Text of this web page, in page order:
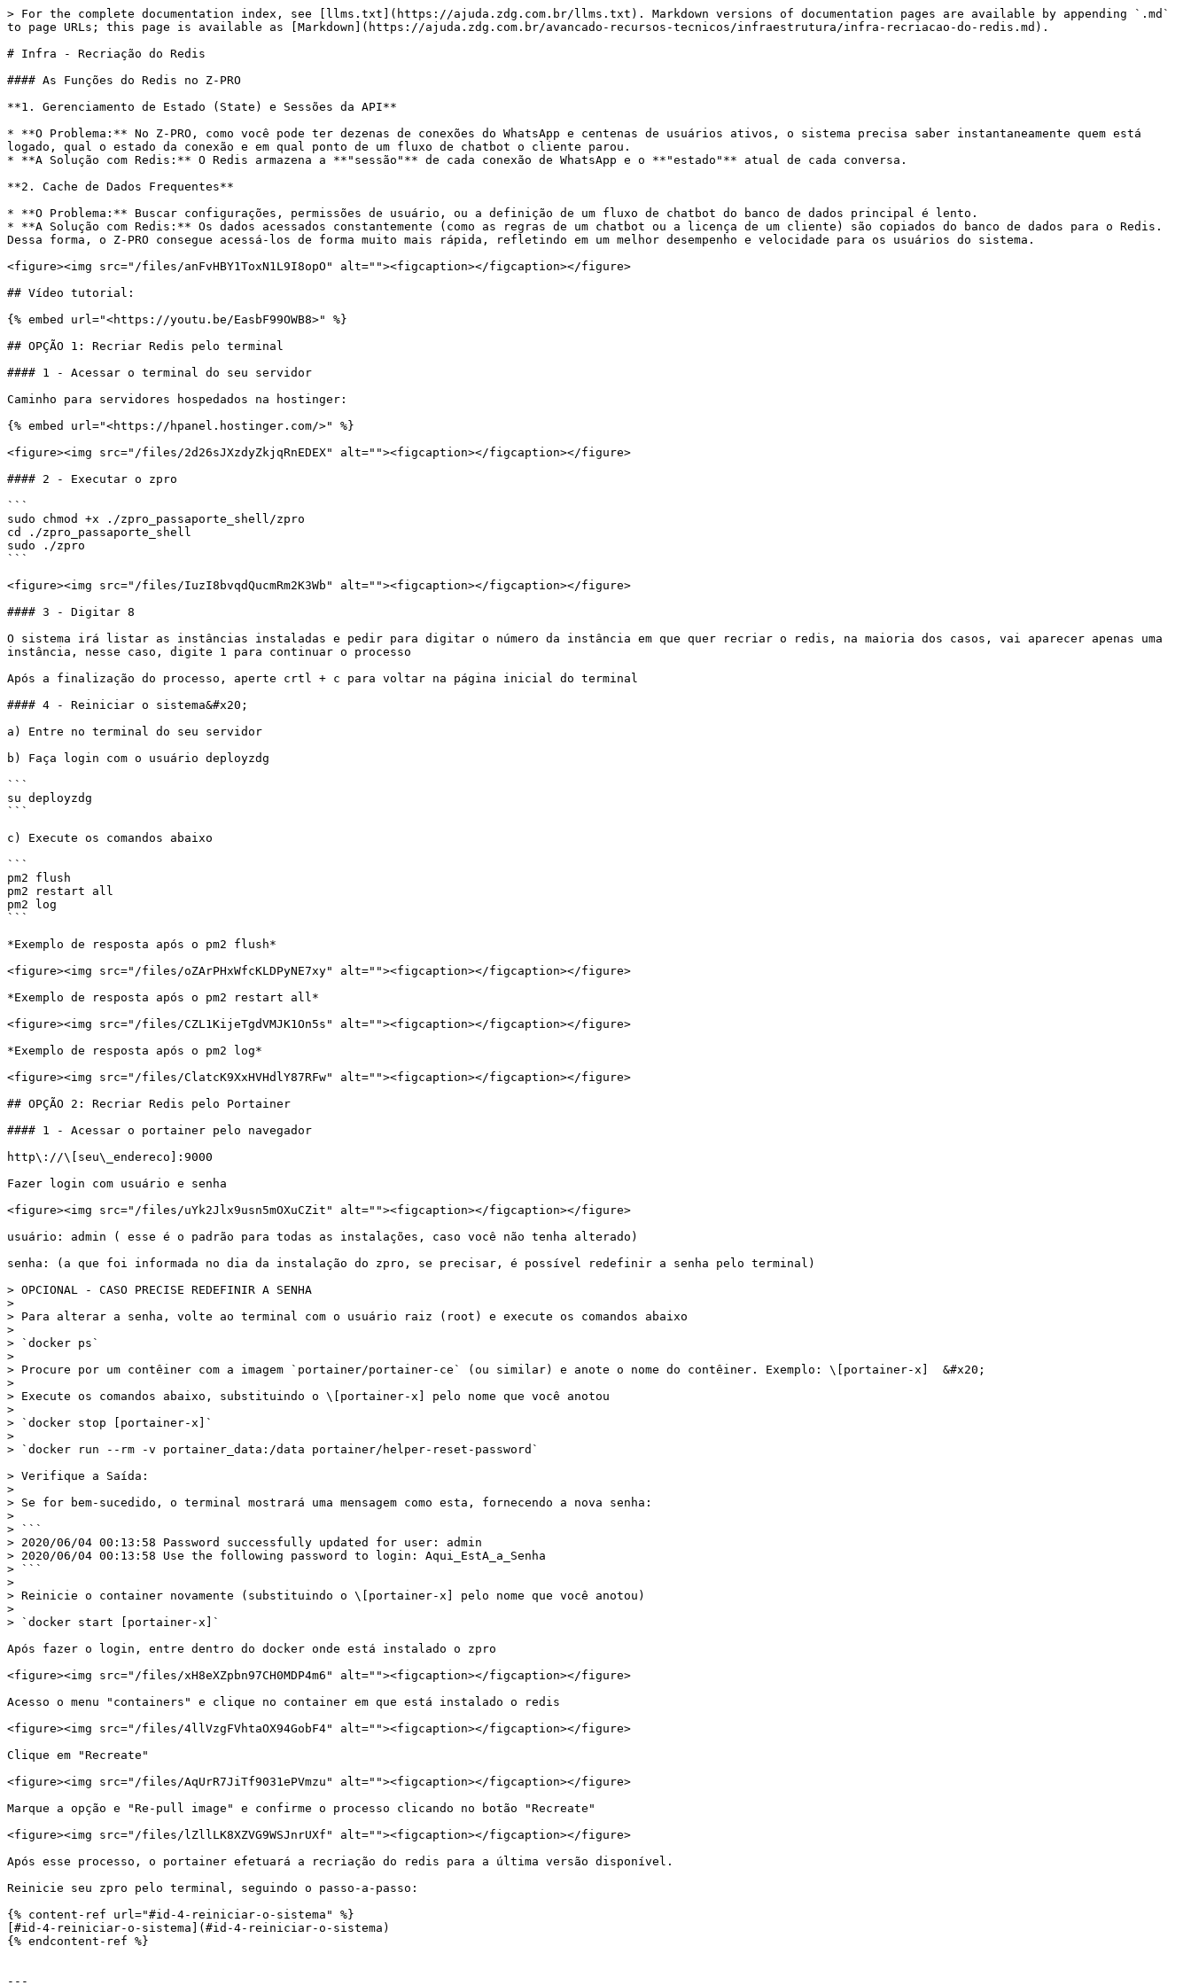
> For the complete documentation index, see [llms.txt](https://ajuda.zdg.com.br/llms.txt). Markdown versions of documentation pages are available by appending `.md`
to page URLs; this page is available as [Markdown](https://ajuda.zdg.com.br/avancado-recursos-tecnicos/infraestrutura/infra-recriacao-do-redis.md).
# Infra - Recriação do Redis
#### As Funções do Redis no Z-PRO
**1. Gerenciamento de Estado (State) e Sessões da API**
* **O Problema:** No Z-PRO, como você pode ter dezenas de conexões do WhatsApp e centenas de usuários ativos, o sistema precisa saber instantaneamente quem está
logado, qual o estado da conexão e em qual ponto de um fluxo de chatbot o cliente parou.
* **A Solução com Redis:** O Redis armazena a **"sessão"** de cada conexão de WhatsApp e o **"estado"** atual de cada conversa.
**2. Cache de Dados Frequentes**
* **O Problema:** Buscar configurações, permissões de usuário, ou a definição de um fluxo de chatbot do banco de dados principal é lento.
* **A Solução com Redis:** Os dados acessados constantemente (como as regras de um chatbot ou a licença de um cliente) são copiados do banco de dados para o Redis.
Dessa forma, o Z-PRO consegue acessá-los de forma muito mais rápida, refletindo em um melhor desempenho e velocidade para os usuários do sistema.
<figure><img src="/files/anFvHBY1ToxN1L9I8opO" alt=""><figcaption></figcaption></figure>
## Vídeo tutorial:
{% embed url="<https://youtu.be/EasbF99OWB8>" %}
## OPÇÃO 1: Recriar Redis pelo terminal
#### 1 - Acessar o terminal do seu servidor
Caminho para servidores hospedados na hostinger:
{% embed url="<https://hpanel.hostinger.com/>" %}
<figure><img src="/files/2d26sJXzdyZkjqRnEDEX" alt=""><figcaption></figcaption></figure>
#### 2 - Executar o zpro
```
sudo chmod +x ./zpro_passaporte_shell/zpro
cd ./zpro_passaporte_shell
sudo ./zpro
```
<figure><img src="/files/IuzI8bvqdQucmRm2K3Wb" alt=""><figcaption></figcaption></figure>
#### 3 - Digitar 8
O sistema irá listar as instâncias instaladas e pedir para digitar o número da instância em que quer recriar o redis, na maioria dos casos, vai aparecer apenas uma
instância, nesse caso, digite 1 para continuar o processo
Após a finalização do processo, aperte crtl + c para voltar na página inicial do terminal
#### 4 - Reiniciar o sistema&#x20;
a) Entre no terminal do seu servidor
b) Faça login com o usuário deployzdg
```
su deployzdg
```
c) Execute os comandos abaixo
```
pm2 flush
pm2 restart all
pm2 log
```
*Exemplo de resposta após o pm2 flush*
<figure><img src="/files/oZArPHxWfcKLDPyNE7xy" alt=""><figcaption></figcaption></figure>
*Exemplo de resposta após o pm2 restart all*
<figure><img src="/files/CZL1KijeTgdVMJK1On5s" alt=""><figcaption></figcaption></figure>
*Exemplo de resposta após o pm2 log*
<figure><img src="/files/ClatcK9XxHVHdlY87RFw" alt=""><figcaption></figcaption></figure>
## OPÇÃO 2: Recriar Redis pelo Portainer
#### 1 - Acessar o portainer pelo navegador
http\://\[seu\_endereco]:9000
Fazer login com usuário e senha
<figure><img src="/files/uYk2Jlx9usn5mOXuCZit" alt=""><figcaption></figcaption></figure>
usuário: admin ( esse é o padrão para todas as instalações, caso você não tenha alterado)
senha: (a que foi informada no dia da instalação do zpro, se precisar, é possível redefinir a senha pelo terminal)
> OPCIONAL - CASO PRECISE REDEFINIR A SENHA
>
> Para alterar a senha, volte ao terminal com o usuário raiz (root) e execute os comandos abaixo
>
> `docker ps`
>
> Procure por um contêiner com a imagem `portainer/portainer-ce` (ou similar) e anote o nome do contêiner. Exemplo: \[portainer-x]  &#x20;
>
> Execute os comandos abaixo, substituindo o \[portainer-x] pelo nome que você anotou
>
> `docker stop [portainer-x]`
>
> `docker run --rm -v portainer_data:/data portainer/helper-reset-password`
> Verifique a Saída:
>
> Se for bem-sucedido, o terminal mostrará uma mensagem como esta, fornecendo a nova senha:
>
> ```
> 2020/06/04 00:13:58 Password successfully updated for user: admin
> 2020/06/04 00:13:58 Use the following password to login: Aqui_EstA_a_Senha
> ```
>
> Reinicie o container novamente (substituindo o \[portainer-x] pelo nome que você anotou)
>
> `docker start [portainer-x]`
Após fazer o login, entre dentro do docker onde está instalado o zpro
<figure><img src="/files/xH8eXZpbn97CH0MDP4m6" alt=""><figcaption></figcaption></figure>
Acesso o menu "containers" e clique no container em que está instalado o redis
<figure><img src="/files/4llVzgFVhtaOX94GobF4" alt=""><figcaption></figcaption></figure>
Clique em "Recreate"
<figure><img src="/files/AqUrR7JiTf9031ePVmzu" alt=""><figcaption></figcaption></figure>
Marque a opção e "Re-pull image" e confirme o processo clicando no botão "Recreate"
<figure><img src="/files/lZllLK8XZVG9WSJnrUXf" alt=""><figcaption></figcaption></figure>
Após esse processo, o portainer efetuará a recriação do redis para a última versão disponível.
Reinicie seu zpro pelo terminal, seguindo o passo-a-passo:
{% content-ref url="#id-4-reiniciar-o-sistema" %}
[#id-4-reiniciar-o-sistema](#id-4-reiniciar-o-sistema)
{% endcontent-ref %}
---